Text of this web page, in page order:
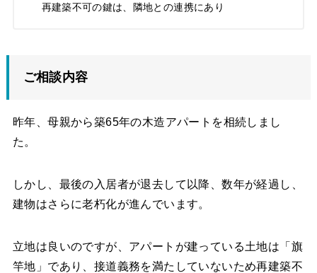
再建築不可の鍵は、隣地との連携にあり
ご相談内容
昨年、母親から築65年の木造アパートを相続しまし
た。
しかし、最後の入居者が退去して以降、数年が経過し、
建物はさらに老朽化が進んでいます。
立地は良いのですが、アパートが建っている土地は「旗
竿地」であり、接道義務を満たしていないため再建築不